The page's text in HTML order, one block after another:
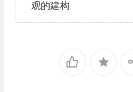
观的建构